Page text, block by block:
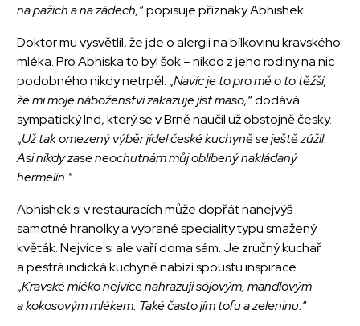
na pažích a na zádech,“ popisuje příznaky Abhishek.
Doktor mu vysvětlil, že jde o alergii na bílkovinu kravského
mléka. Pro Abhiska to byl šok – nikdo z jeho rodiny na nic
podobného nikdy netrpěl. „Navíc je to pro mě o to těžší,
že mi moje náboženství zakazuje jíst maso,“ dodává
sympatický Ind, který se v Brně naučil už obstojně česky.
„Už tak omezený výběr jídel české kuchyně se ještě zúžil.
Asi nikdy zase neochutnám můj oblíbený nakládaný
hermelín.“
Abhishek si v restauracích může dopřát nanejvýš
samotné hranolky a vybrané speciality typu smažený
květák. Nejvíce si ale vaří doma sám. Je zručný kuchař
a pestrá indická kuchyně nabízí spoustu inspirace.
„Kravské mléko nejvíce nahrazuji sójovým, mandlovým
a kokosovým mlékem. Také často jím tofu a zeleninu.“